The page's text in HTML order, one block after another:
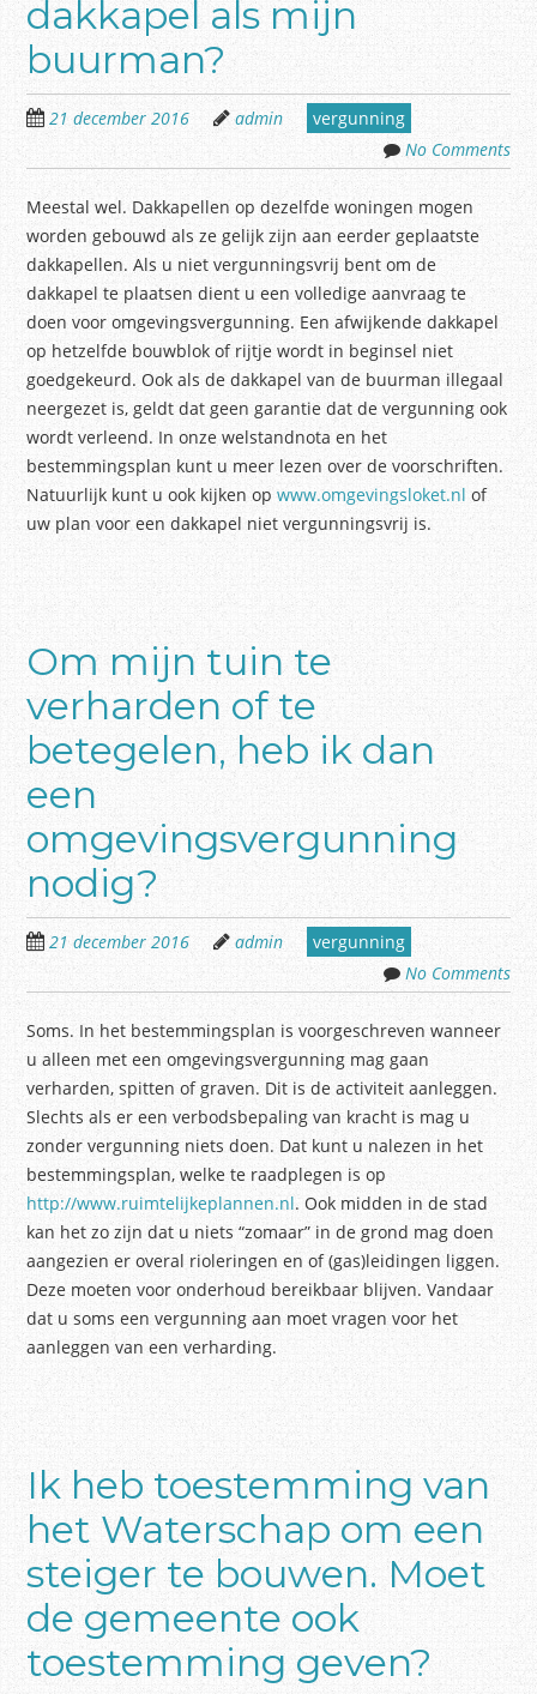
dakkapel als mijn
buurman?
21 december 2016 admin
vergunning
No Comments
Meestal wel. Dakkapellen op dezelfde woningen mogen
worden gebouwd als ze gelijk zijn aan eerder geplaatste
dakkapellen. Als u niet vergunningsvrij bent om de
dakkapel te plaatsen dient u een volledige aanvraag te
doen voor omgevingsvergunning. Een afwijkende dakkapel
op hetzelfde bouwblok of rijtje wordt in beginsel niet
goedgekeurd. Ook als de dakkapel van de buurman illegaal
neergezet is, geldt dat geen garantie dat de vergunning ook
wordt verleend. In onze welstandnota en het
bestemmingsplan kunt u meer lezen over de voorschriften.
Natuurlijk kunt u ook kijken opwww.omgevingsloket.nl of
uw plan voor een dakkapel niet vergunningsvrij is.
Om mijn tuin te
verharden of te
betegelen, heb ik dan
een
omgevingsvergunning
nodig?
21 december 2016 admin
vergunning
No Comments
Soms. In het bestemmingsplan is voorgeschreven wanneer
u alleen met een omgevingsvergunning mag gaan
verharden, spitten of graven. Dit is de activiteit aanleggen.
Slechts als er een verbodsbepaling van kracht is mag u
zonder vergunning niets doen. Dat kunt u nalezen in het
bestemmingsplan, welke te raadplegen is op
http://www.ruimtelijkeplannen.nl. Ook midden in de stad
kan het zo zijn dat u niets “zomaar” in de grond mag doen
aangezien er overal rioleringen en of (gas)leidingen liggen.
Deze moeten voor onderhoud bereikbaar blijven. Vandaar
dat u soms een vergunning aan moet vragen voor het
aanleggen van een verharding.
Ik heb toestemming van
het Waterschap om een
steiger te bouwen. Moet
de gemeente ook
toestemming geven?